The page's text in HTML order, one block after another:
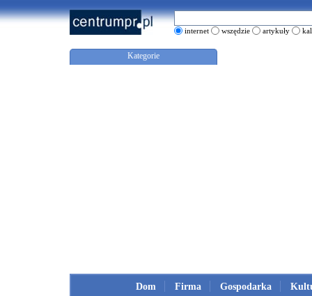
internet wszędzie artykuły
Kategorie
Dom Firma Gospodarka